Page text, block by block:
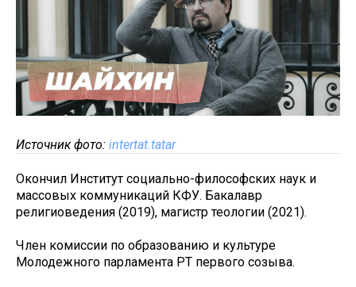
Источник фото: intertat.tatar
Окончил Институт социально-философских наук и
массовых коммуникаций КФУ. Бакалавр
религиоведения (2019), магистр теологии (2021).
Член комиссии по образованию и культуре
Молодежного парламента РТ первого созыва.